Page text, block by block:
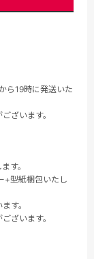
ら19時に発送いた
ざいます。
す。
+型紙梱包いたし
す。
ざいます。